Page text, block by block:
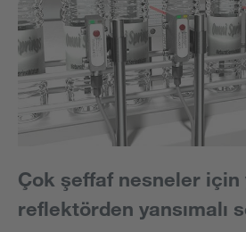
Çok şeffaf nesneler için
reflektörden yansımalı